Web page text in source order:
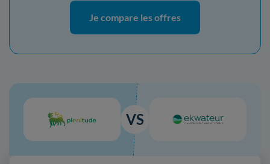
Je compare les offres
VS